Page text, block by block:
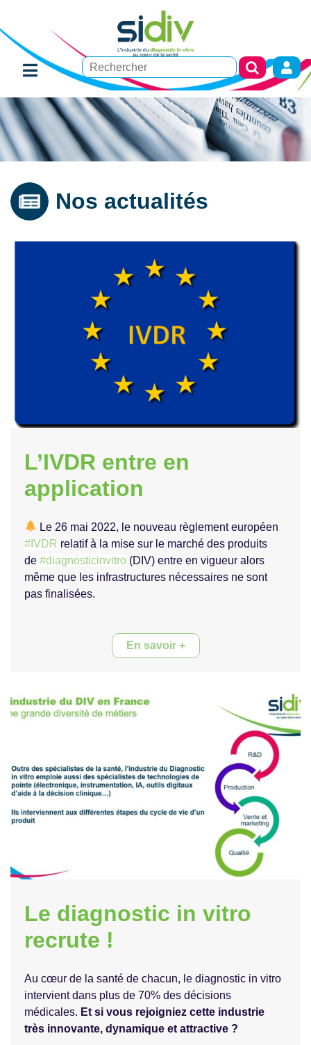
Nos actualités
L’IVDR entre en
application
Le 26 mai 2022, le nouveau règlement européen
#IVDR relatif à la mise sur le marché des produits
de #diagnosticinvitro (DIV) entre en vigueur alors
même que les infrastructures nécessaires ne sont
pas finalisées.
En savoir +
Le diagnostic in vitro
recrute !
Au cœur de la santé de chacun, le diagnostic in vitro
intervient dans plus de 70% des décisions
médicales. Et si vous rejoigniez cette industrie
très innovante, dynamique et attractive ?